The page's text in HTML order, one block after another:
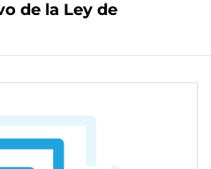
de la Ley de